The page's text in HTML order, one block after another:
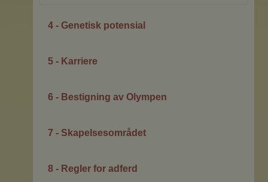
4 - Genetisk potensial
5 - Karriere
6 - Bestigning av Olympen
7 - Skapelsesområdet
8 - Regler for adferd